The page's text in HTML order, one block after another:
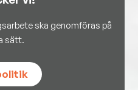
ska genomföras på
sätt.